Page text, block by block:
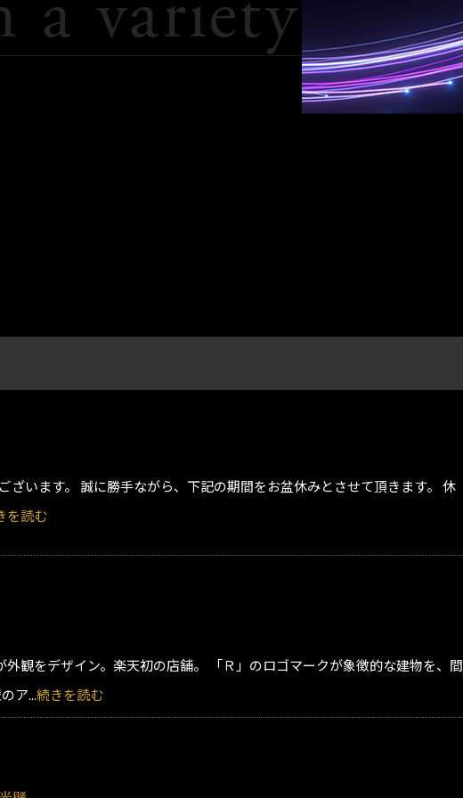
ざいます。 誠に勝手ながら、下記の期間をお盆休みとさせて頂きます。 休
を読む
外観をデザイン。楽天初の店舗。 「Ｒ」のロゴマークが象徴的な建物を、間
ア...続きを読む